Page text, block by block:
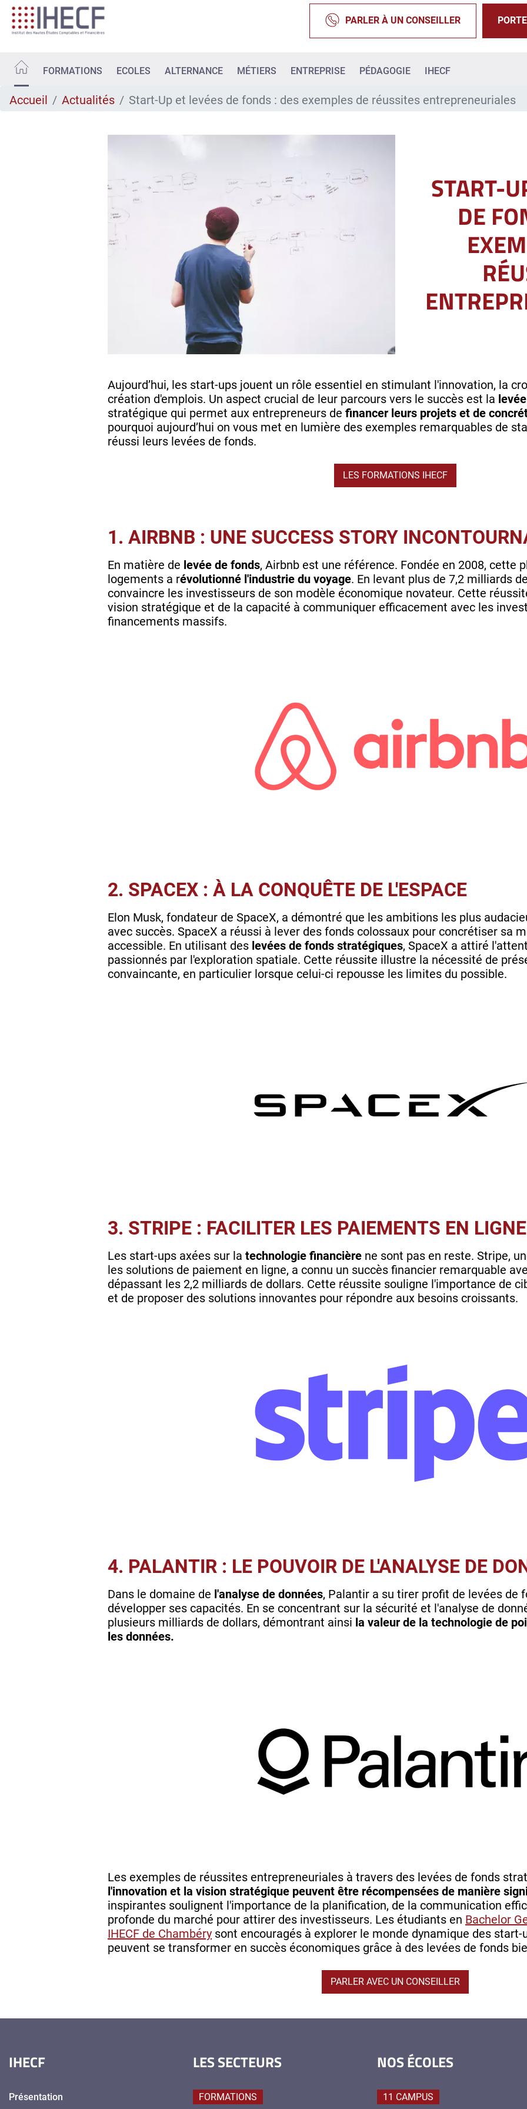
Aller
contenu
PARLER À UN CONSEILLER
FORMATIONS ECOLES ALTERNANCE MÉTIERS ENTREPRISE PÉDAGOGIE IHECF
Accueil Actualités Start-Up et levées de fonds : des exemples de réussites entrepreneuriales
START-
DE
Aujourd’hui, les start-ups jouent un rôle essentiel en stimulant l'innovation, la
création d'emplois. Un aspect crucial de leur parcours vers le succès est la
stratégique qui permet aux entrepreneurs de financer leurs projets et de
pourquoi aujourd’hui on vous met en lumière des exemples remarquables de
réussi leurs levées de fonds.
LES FORMATIONS IHECF
1. AIRBNB : UNE SUCCESS STORY
En matière de levée de fonds, Airbnb est une référence. Fondée en 2008, cette
logements a révolutionné l'industrie du voyage. En levant plus de 7,2 milliards
convaincre les investisseurs de son modèle économique novateur. Cette
vision stratégique et de la capacité à communiquer efficacement avec les
financements massifs.
2. SPACEX : À LA CONQUÊTE DE L'ESPACE
Elon Musk, fondateur de SpaceX, a démontré que les ambitions les plus
avec succès. SpaceX a réussi à lever des fonds colossaux pour concrétiser sa
accessible. En utilisant des levées de fonds stratégiques, SpaceX a attiré
passionnés par l'exploration spatiale. Cette réussite illustre la nécessité de
convaincante, en particulier lorsque celui-ci repousse les limites du possible.
3. STRIPE : FACILITER LES PAIEMENTS EN LIGNE
Les start-ups axées sur la technologie financière ne sont pas en reste. Stripe,
les solutions de paiement en ligne, a connu un succès financier remarquable
dépassant les 2,2 milliards de dollars. Cette réussite souligne l'importance de
et de proposer des solutions innovantes pour répondre aux besoins croissants.
4. PALANTIR : LE POUVOIR DE L'ANALYSE DE
Dans le domaine de l'analyse de données, Palantir a su tirer profit de levées de
développer ses capacités. En se concentrant sur la sécurité et l'analyse de
plusieurs milliards de dollars, démontrant ainsi la valeur de la technologie de
les données.
Les exemples de réussites entrepreneuriales à travers des levées de fonds
l'innovation et la vision stratégique peuvent être récompensées de manière
inspirantes soulignent l'importance de la planification, de la communication
profonde du marché pour attirer des investisseurs. Les étudiants en Bachelor
IHECF de Chambéry sont encouragés à explorer le monde dynamique des
peuvent se transformer en succès économiques grâce à des levées de fonds
PARLER AVEC UN CONSEILLER
IHECF
Présentation
LES SECTEURS
FORMATIONS
NOS ÉCOLES
11 CAMPUS